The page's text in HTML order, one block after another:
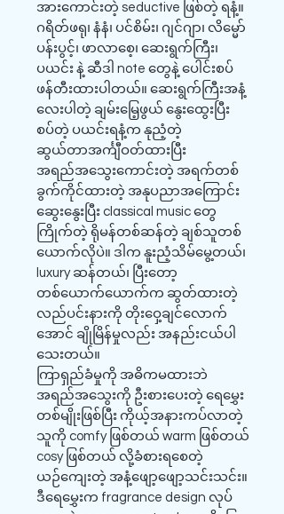
အားကောင်းတဲ့ seductive ဖြစ်တဲ့ ရနံ့။
ဂရိတ်ဖရု၊ နံနံ၊ ပင်စိမ်း၊ ဂျင်ဂျာ၊ လိမ္မော်
ပန်းပွင့်၊ ဖာလာစေ့၊ ဆေးရွက်ကြီး၊
ပယင်း နဲ့ ဆီဒါ note တွေနဲ့ ပေါင်းစပ်
ဖန်တီးထားပါတယ်။ ဆေးရွက်ကြီးအနံ့
လေးပါတဲ့ ချမ်းမြေ့ဖွယ် နွေးထွေးပြီး
စပ်တဲ့ ပယင်းရနံ့က နုညံ့တဲ့
ဆွယ်တာအင်္ကျီဝတ်ထားပြီး
အရည်အသွေးကောင်းတဲ့ အရက်တစ်
ခွက်ကိုင်ထားတဲ့ အနုပညာအကြောင်း
ဆွေးနွေးပြီး classical music တွေ
ကြိုက်တဲ့ ရိုမန်တစ်ဆန်တဲ့ ချစ်သူတစ်
ယောက်လိုပဲ။ ဒါက နူးညံ့သိမ်မွေ့တယ်၊
luxury ဆန်တယ်၊ ပြီးတော့
တစ်ယောက်ယောက်က ဆွတ်ထားတဲ့
လည်ပင်းနားကို တိုးဝှေ့ချင်လောက်
အောင် ချိုမြိန်မှုလည်း အနည်းငယ်ပါ
သေးတယ်။
ကြာရှည်ခံမှုကို အဓိကမထားဘဲ
အရည်အသွေးကို ဦးစားပေးတဲ့ ရေမွှေး
တစ်မျိုးဖြစ်ပြီး ကိုယ့်အနားကပ်လာတဲ့
သူကို comfy ဖြစ်တယ် warm ဖြစ်တယ်
cosy ဖြစ်တယ် လို့ခံစားရစေတဲ့
ယဉ်ကျေးတဲ့ အနံ့ဖျော့ဖျော့သင်းသင်း။
ဒီရေမွှေးက fragrance design လုပ်